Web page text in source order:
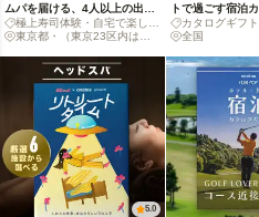
ムパを届ける、4人以上の出張
鮨体験
極上寿司体験・自宅で楽しめ
る
東京都・（東京23区内は追
トで過ごす宿泊
カタログギフ
全国
5.0